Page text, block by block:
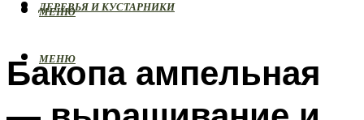
ДЕРЕВЬЯ И КУСТАРНИКИ
МЕНЮ
МЕНЮ
Бакопа ампельная